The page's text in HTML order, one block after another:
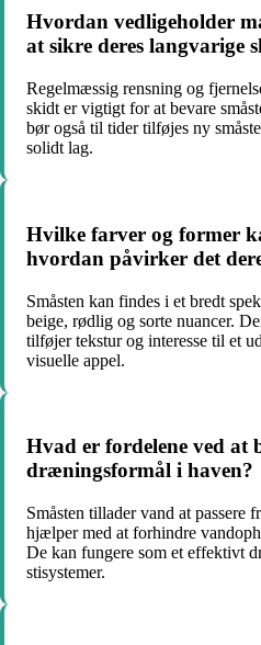
Hvordan vedligeholder
at sikre deres langvarige
Regelmæssig rensning og
skidt er vigtigt for at bevare
bør også til tider tilføjes ny
solidt lag.
Hvilke farver og former
hvordan påvirker det
Småsten kan findes i et bredt
beige, rødlig og sorte nuancer.
tilføjer tekstur og interesse til et
visuelle appel.
Hvad er fordelene ved at
dræningsformål i haven?
Småsten tillader vand at passere
hjælper med at forhindre
De kan fungere som et effektivt
stisystemer.